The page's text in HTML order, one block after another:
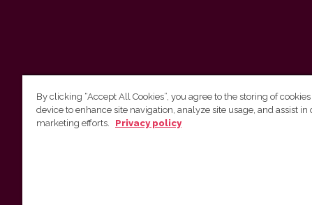
Vilnius University Press
By clicking “Accept All Cookies”, you agree to the storing of
device to enhance site navigation, analyze site usage, and assist in
marketing efforts.
Privacy policy